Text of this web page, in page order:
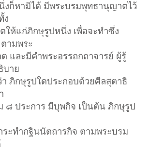
งก็หามิได้ มีพระบรมพุทธานุญาตไว้
ง
ให้แก่ภิกษุรูปหนึ่ง เพื่อจะทำซึ่ง
ามพระ
และมีคำพระอรรถกถาจารย์ ผู้รู้
บาย
ภิกษุรูปใดประกอบด้วยศีลสุตาธิ
๘ ประการ มีบุพกิจ เป็นต้น ภิกษุรูป
ระทำกฐินนัตถารกิจ ตามพระบรม